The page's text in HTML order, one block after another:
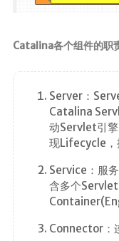
Catalina各个组件的职
Server：
Catalina
动Servlet引
现Lifecycle，
Service：服
含多个
Connector：